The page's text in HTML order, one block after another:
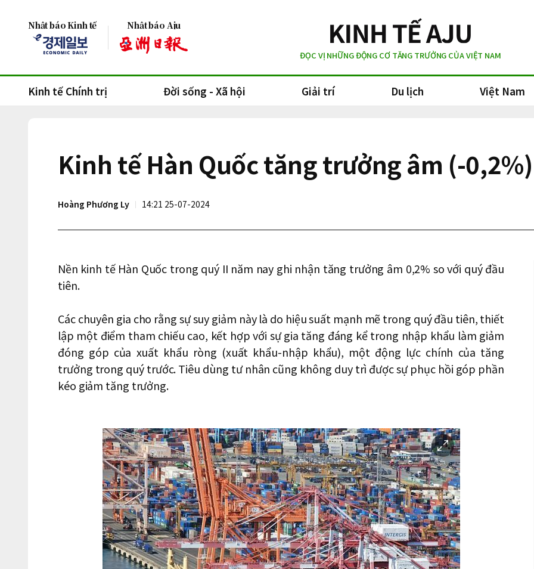
Nhật báo Kinh tế Nhật báo Aju
ĐỌC VỊ NHỮNG ĐỘNG CƠ TĂNG TRƯỞNG CỦA VIỆT NAM
Kinh tế Chính trị Đời sống - Xã hội Giải trí Du lịch Việt Nam
Kinh tế Hàn Quốc tăng trưởng âm (-
Hoàng Phương Ly 14:21 25-07-2024
Nền kinh tế Hàn Quốc trong quý II năm nay ghi nhận tăng trưởng âm 0,2% so với quý đầu
tiên.
Các chuyên gia cho rằng sự suy giảm này là do hiệu suất mạnh mẽ trong quý đầu tiên, thiết
lập một điểm tham chiếu cao, kết hợp với sự gia tăng đáng kể trong nhập khẩu làm giảm
đóng góp của xuất khẩu ròng (xuất khẩu-nhập khẩu), một động lực chính của tăng
trưởng trong quý trước. Tiêu dùng tư nhân cũng không duy trì được sự phục hồi góp phần
kéo giảm tăng trưởng.
이
미
지
확
대